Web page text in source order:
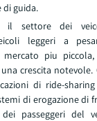
di guida.
il settore dei
leggeri a
mercato piu
crescita
di ride-
di erogazione di
dei passeggeri del